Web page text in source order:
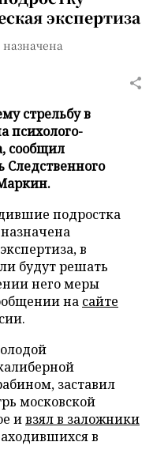
экспертиза
стрельбу в
психолого-
сообщил
подростка
в
будут решать
него меры
на сайте
заставил
московской
ивзял в заложники
в